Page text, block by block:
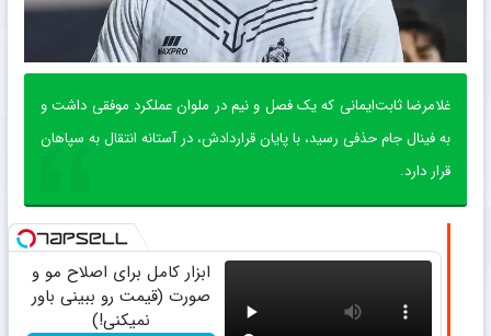
غلامرضا ثابت‌ایمانی که یک فصل و نیم در ملوان عملکرد موفقی داشت و
به فینال جام حذفی رسید، با پایان قراردادش، در آستانه انتقال به سپاهان
قرار دارد.
ابزار کامل برای اصلاح مو و
صورت (قیمت رو ببینی باور
نمیکنی!)